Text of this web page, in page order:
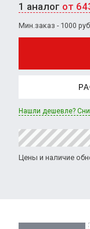
1 аналог от
Мин.заказ - 1000
Нашли дешевле?
Цены и наличие